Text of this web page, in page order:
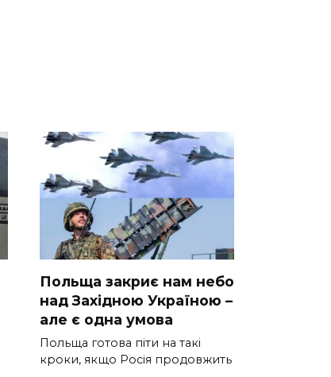
Польща закриє нам небо
над Західною Україною –
але є одна умова
Польща готова піти на такі
кроки, якщо Росія продовжить